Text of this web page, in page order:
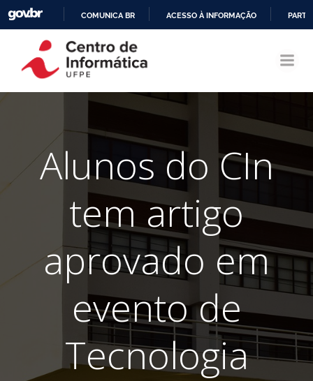
CONTEÚDO
COMUNICA BR ACESSO À INFORMAÇÃO
Alunos do CIn
tem artigo
aprovado em
evento de
Tecnologia